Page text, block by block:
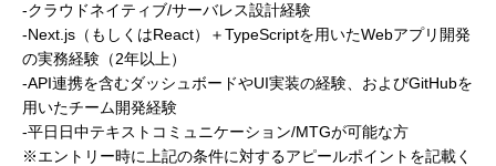
-クラウドネイティブ/サーバレス設計経験
-Next.js（もしくはReact）＋TypeScriptを用いたWebアプリ開発
の実務経験（2年以上）
-API連携を含むダッシュボードやUI実装の経験、およびGitHubを
用いたチーム開発経験
-平日日中テキストコミュニケーション/MTGが可能な方
※エントリー時に上記の条件に対するアピールポイントを記載く